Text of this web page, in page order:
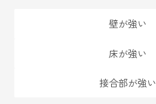
壁が強い
床が強い
接合部が強い